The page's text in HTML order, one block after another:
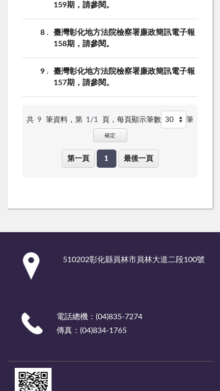
159期，請參閱。
8
臺灣彰化地方法院檢察署廉政簡訊電子報
158期，請參閱。
9
臺灣彰化地方法院檢察署廉政簡訊電子報
157期，請參閱。
共 9 筆資料，第 1/1 頁， 每頁顯示筆數 筆
確定
第一頁 1 最後一頁
510202彰化縣員林市員林大道二段100號
電話總機：(04)835-7274
傳真：(04)834-1765